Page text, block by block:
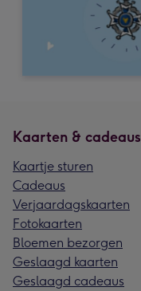
Kaarten & cadeaus
Kaartje sturen
Cadeaus
Verjaardagskaarten
Fotokaarten
Bloemen bezorgen
Geslaagd kaarten
Geslaagd cadeaus